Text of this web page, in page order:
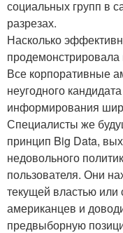
социальных групп в
разрезах.
Насколько
Все корпоративные
неугодного
информирования
Специалисты же
принцип Big Data,
недовольного
пользователя. Они
текущей властью
американцев и
предвыборную